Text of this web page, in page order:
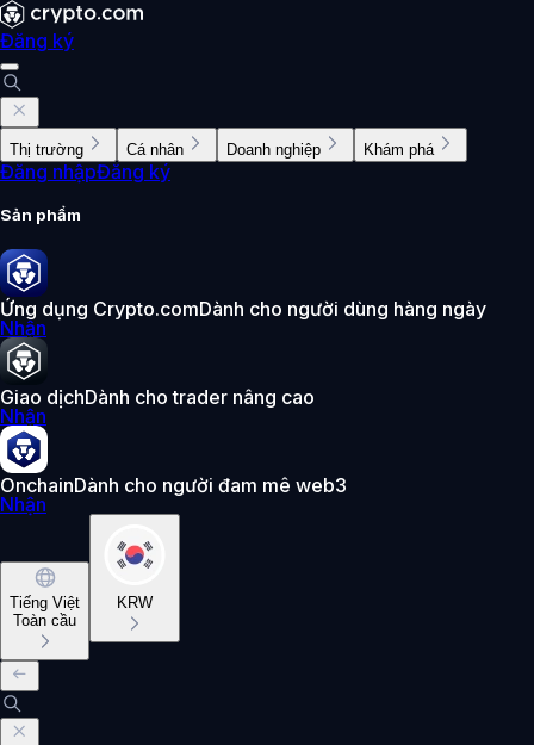
Đăng ký
Thị trường Cá nhân Doanh nghiệp Khám phá
Đăng nhậpĐăng ký
Sản phẩm
Ứng dụng Crypto.comDành cho người dùng hàng ngày
Nhận
Giao dịchDành cho trader nâng cao
Nhận
OnchainDành cho người đam mê web3
Nhận
Tiếng Việt
Toàn cầu
KRW